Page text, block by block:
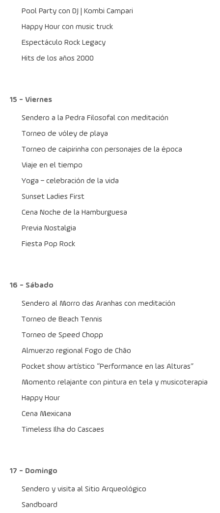
Pool Party con DJ | Kombi Campari
Happy Hour con music truck
Espectáculo Rock Legacy
Hits de los años 2000
15 - Viernes
Sendero a la Pedra Filosofal con meditación
Torneo de vóley de playa
Torneo de caipirinha con personajes de la época
Viaje en el tiempo
Yoga – celebración de la vida
Sunset Ladies First
Cena Noche de la Hamburguesa
Previa Nostalgia
Fiesta Pop Rock
16 - Sábado
Sendero al Morro das Aranhas con meditación
Torneo de Beach Tennis
Torneo de Speed Chopp
Almuerzo regional Fogo de Chão
Pocket show artístico “Performance en las Alturas”
Momento relajante con pintura en tela y musicoterapia
Happy Hour
Cena Mexicana
Timeless Ilha do Cascaes
17 - Domingo
Sendero y visita al Sitio Arqueológico
Sandboard